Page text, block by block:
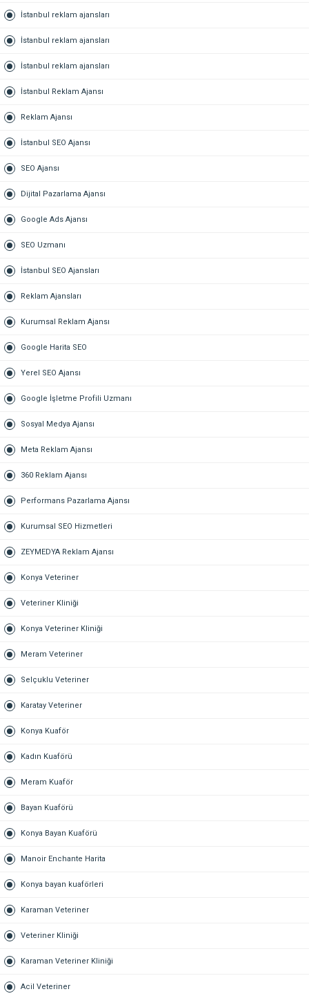
İstanbul reklam ajansları
İstanbul reklam ajansları
İstanbul reklam ajansları
İstanbul Reklam Ajansı
Reklam Ajansı
İstanbul SEO Ajansı
SEO Ajansı
Dijital Pazarlama Ajansı
Google Ads Ajansı
SEO Uzmanı
İstanbul SEO Ajansları
Reklam Ajansları
Kurumsal Reklam Ajansı
Google Harita SEO
Yerel SEO Ajansı
Google İşletme Profili Uzmanı
Sosyal Medya Ajansı
Meta Reklam Ajansı
360 Reklam Ajansı
Performans Pazarlama Ajansı
Kurumsal SEO Hizmetleri
ZEYMEDYA Reklam Ajansı
Konya Veteriner
Veteriner Kliniği
Konya Veteriner Kliniği
Meram Veteriner
Selçuklu Veteriner
Karatay Veteriner
Konya Kuaför
Kadın Kuaförü
Meram Kuaför
Bayan Kuaförü
Konya Bayan Kuaförü
Manoir Enchante Harita
Konya bayan kuaförleri
Karaman Veteriner
Veteriner Kliniği
Karaman Veteriner Kliniği
Acil Veteriner